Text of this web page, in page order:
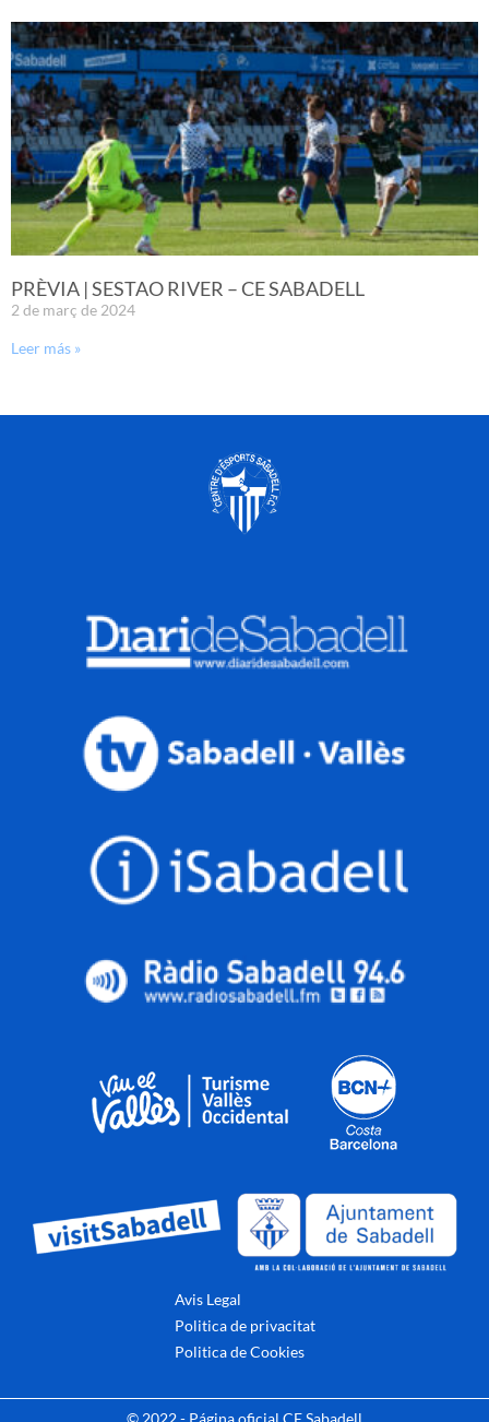
PRÈVIA | SESTAO RIVER – CE SABADELL
2 de març de 2024
Leer más »
Avis Legal
Politica de privacitat
Politica de Cookies